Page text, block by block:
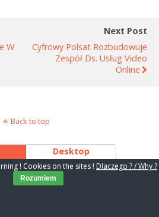
W
Next Post
Cyfrowy Polsat Rozbudowuje
Zespół Ds. Usług Video
Online
Back to top
Desktop
! Cookies on the sites ! Dlaczego ? / Why ?
Rozumiem